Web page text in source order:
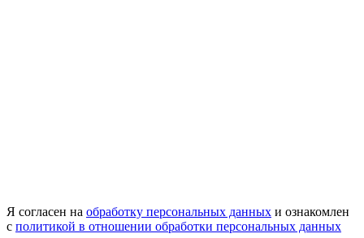
Я согласен на обработку персональных данных и ознакомлен
с политикой в отношении обработки персональных данных